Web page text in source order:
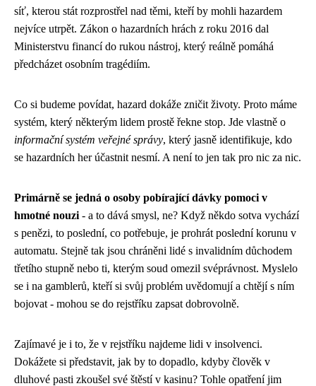
síť, kterou stát rozprostřel nad těmi, kteří by mohli hazardem
nejvíce utrpět. Zákon o hazardních hrách z roku 2016 dal
Ministerstvu financí do rukou nástroj, který reálně pomáhá
předcházet osobním tragédiím.
Co si budeme povídat, hazard dokáže zničit životy. Proto máme
systém, který některým lidem prostě řekne stop. Jde vlastně o
informační systém veřejné správy, který jasně identifikuje, kdo
se hazardních her účastnit nesmí. A není to jen tak pro nic za nic.
Primárně se jedná o osoby pobírající dávky pomoci v
hmotné nouzi - a to dává smysl, ne? Když někdo sotva vychází
s penězi, to poslední, co potřebuje, je prohrát poslední korunu v
automatu. Stejně tak jsou chráněni lidé s invalidním důchodem
třetího stupně nebo ti, kterým soud omezil svéprávnost. Myslelo
se i na gamblerů, kteří si svůj problém uvědomují a chtějí s ním
bojovat - mohou se do rejstříku zapsat dobrovolně.
Zajímavé je i to, že v rejstříku najdeme lidi v insolvenci.
Dokážete si představit, jak by to dopadlo, kdyby člověk v
dluhové pasti zkoušel své štěstí v kasinu? Tohle opatření jim